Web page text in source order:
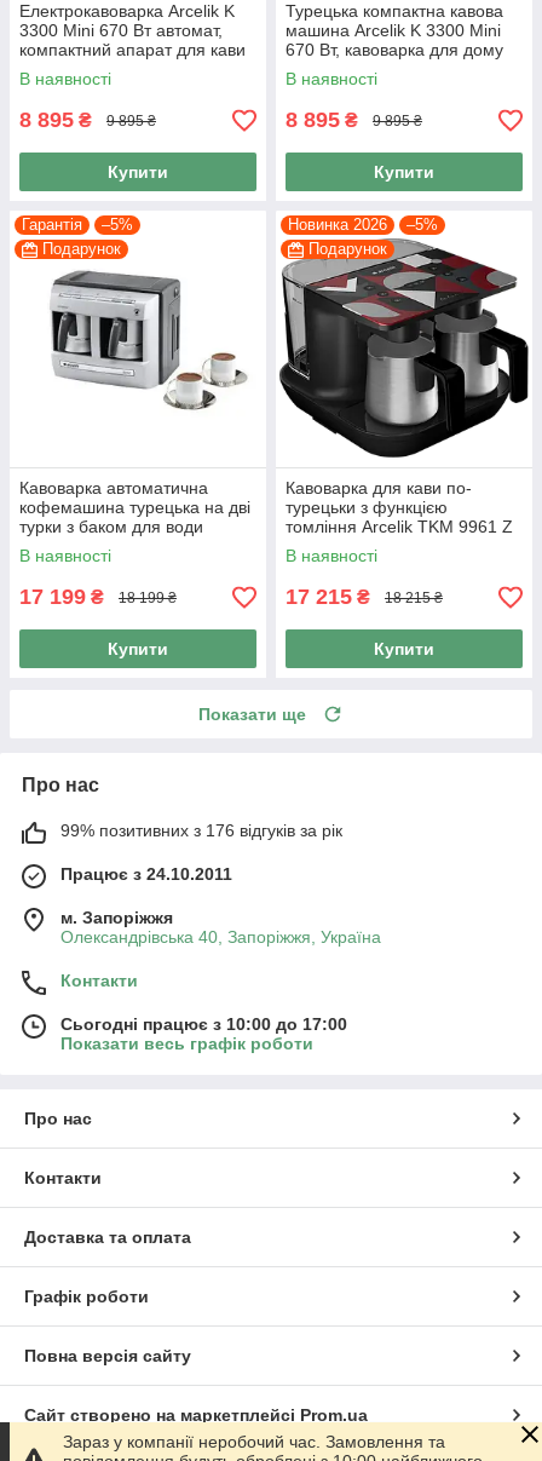
Електрокавоварка Arcelik K
3300 Mini 670 Вт автомат,
компактний апарат для кави
по-турецьки
В наявності
8 895 ₴ 9 895 ₴
Купити
Турецька компактна кавова
машина Arcelik K 3300 Mini
670 Вт, кавоварка для дому
на 3 чашки кави
В наявності
8 895 ₴ 9 895 ₴
Купити
Гарантія
–5%
Подарунок
Кавоварка автоматична
кофемашина турецька на дві
турки з баком для води
Arcelik К3170 1 л
В наявності
17 199 ₴ 18 199 ₴
Купити
Новинка 2026
–5%
Подарунок
Кавоварка для кави по-
турецьки з функцією
томління Arcelik TKM 9961 Z
1100 Вт Технологія Cook
Sense
В наявності
17 215 ₴ 18 215 ₴
Купити
Показати ще
Про нас
99% позитивних з 176 відгуків за рік
Працює з 24.10.2011
м. Запоріжжя
Олександрівська 40, Запоріжжя, Україна
Контакти
Сьогодні працює з 10:00 до 17:00
Показати весь графік роботи
Про нас
Контакти
Доставка та оплата
Графік роботи
Повна версія сайту
Сайт створено на маркетплейсі Prom.ua
Зараз у компанії неробочий час. Замовлення та